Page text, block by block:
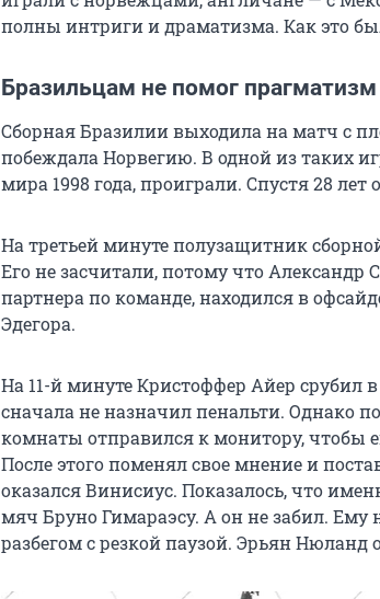
полны интриги и драматизма. Как это
Бразильцам не помог прагматизм
Сборная Бразилии выходила на матч с
побеждала Норвегию. В одной из таких
мира 1998 года, проиграли. Спустя 28 лет
На третьей минуте полузащитник
Его не засчитали, потому что Александр
партнера по команде, находился в
Эдегора.
На 11-й минуте Кристоффер Айер срубил
сначала не назначил пенальти. Однако
комнаты отправился к монитору, чтобы
После этого поменял свое мнение и
оказался Винисиус. Показалось, что
мяч Бруно Гимараэсу. А он не забил. Ему
разбегом с резкой паузой. Эрьян Нюланд